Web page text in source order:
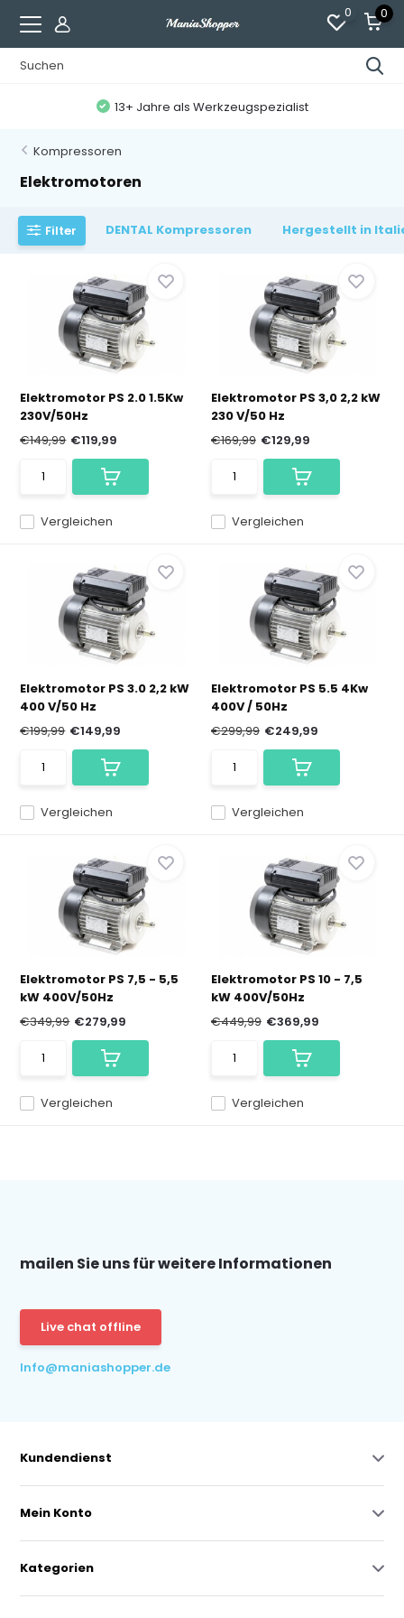
0 0
13+ Jahre als Werkzeugspezialist
Kompressoren
Elektromotoren
Filter DENTAL Kompressoren Hergestellt in
Elektromotor PS 2.0 1.5Kw
230V/50Hz
Vergleichen
€149,99 €119,99
Elektromotor PS 3,0 2,2 kW
230 V/50 Hz
Vergleichen
€169,99 €129,99
Elektromotor PS 3.0 2,2 kW
400 V/50 Hz
Vergleichen
€199,99 €149,99
Elektromotor PS 5.5 4Kw
400V / 50Hz
Vergleichen
€299,99 €249,99
Elektromotor PS 7,5 - 5,5
kW 400V/50Hz
Vergleichen
€349,99 €279,99
Elektromotor PS 10 - 7,5
kW 400V/50Hz
Vergleichen
€449,99 €369,99
mailen Sie uns für weitere Informationen
Live chat offline
Info@maniashopper.de
Kundendienst
Mein Konto
Kategorien